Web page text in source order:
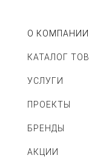
О КОМПАНИИ
КАТАЛОГ
УСЛУГИ
ПРОЕКТЫ
БРЕНДЫ
АКЦИИ